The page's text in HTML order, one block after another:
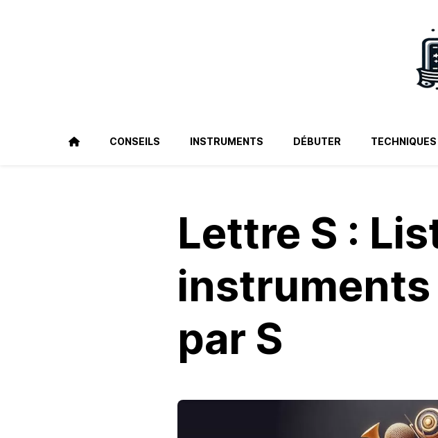
BVS CONSEILS INSTRUMENTS DÉBUTER TECHNIQUES
Lettre S :
par S